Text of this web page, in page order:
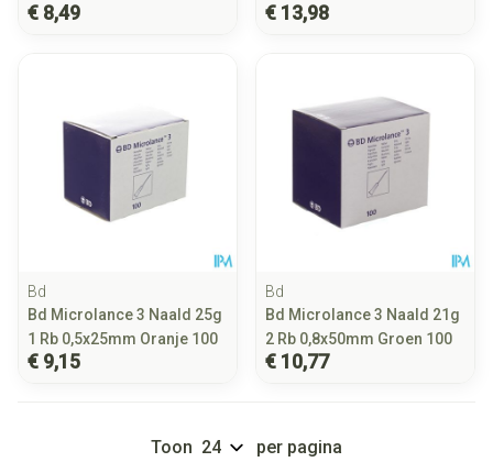
€ 8,49 € 13,98
Bd
Bd Microlance 3 Naald 25g
1 Rb 0,5x25mm Oranje 100
€ 9,15
Bd
Bd Microlance 3 Naald 21g
2 Rb 0,8x50mm Groen 100
€ 10,77
Toon per pagina